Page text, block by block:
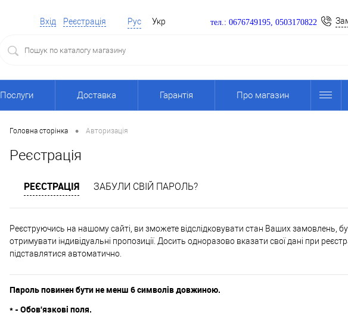
Вхід Реєстрація Рус Укр тел.: 0676749195, 0503170822
Послуги Доставка Гарантія Про магазин
Головна сторінка • Авторизація
Реєстрація
РЕЄСТРАЦІЯ ЗАБУЛИ СВІЙ ПАРОЛЬ?
Реєструючись на нашому сайті, ви зможете відслідковувати стан Ваших замовлень,
отримувати індивідуальні пропозиції. Досить одноразово вказати свої дані при
підставлятися автоматично.
Пароль повинен бути не менш 6 символів довжиною.
* - Обов'язкові поля.